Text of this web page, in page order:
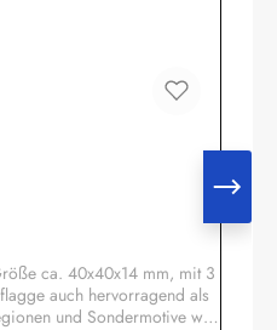
ca. 40x40x14 mm, mit 3
auch hervorragend als
und Sondermotive wie